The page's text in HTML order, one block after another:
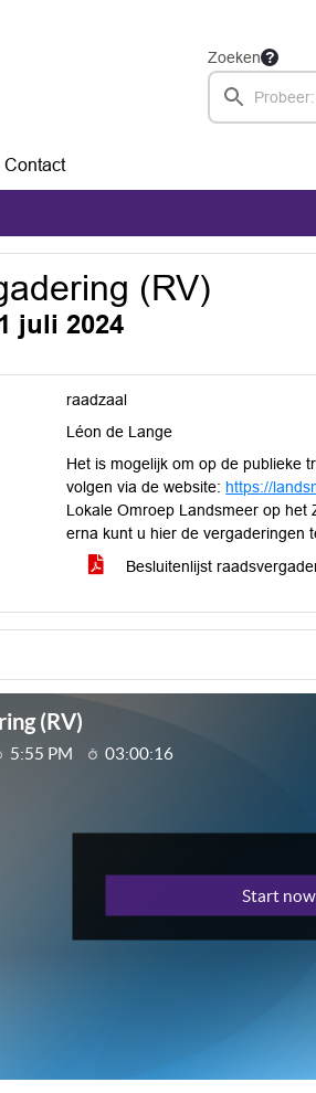
Zoeken
Contact
(RV)
juli 2024
raadzaal
Léon de Lange
Het is mogelijk om op de publieke
volgen via de website: https://
Lokale Omroep Landsmeer op het
erna kunt u hier de vergaderingen
Besluitenlijst